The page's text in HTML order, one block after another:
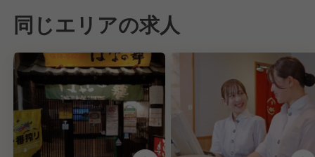
同じエリアの求人